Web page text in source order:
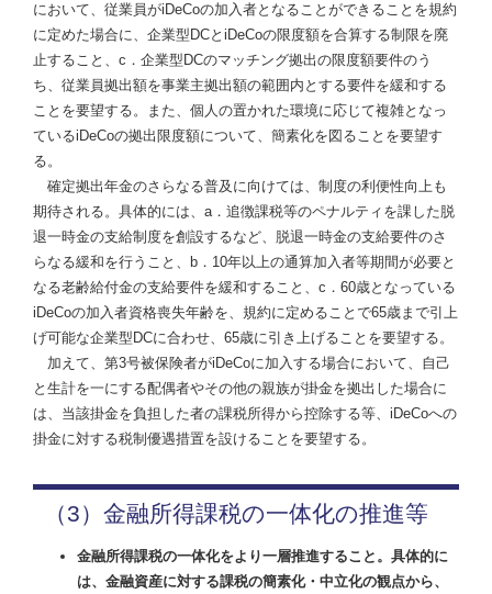
において、従業員がiDeCoの加入者となることができることを規約
に定めた場合に、企業型DCとiDeCoの限度額を合算する制限を廃
止すること、c．企業型DCのマッチング拠出の限度額要件のう
ち、従業員拠出額を事業主拠出額の範囲内とする要件を緩和する
ことを要望する。また、個人の置かれた環境に応じて複雑となっ
ているiDeCoの拠出限度額について、簡素化を図ることを要望す
る。
確定拠出年金のさらなる普及に向けては、制度の利便性向上も
期待される。具体的には、a．追徴課税等のペナルティを課した脱
退一時金の支給制度を創設するなど、脱退一時金の支給要件のさ
らなる緩和を行うこと、b．10年以上の通算加入者等期間が必要と
なる老齢給付金の支給要件を緩和すること、c．60歳となっている
iDeCoの加入者資格喪失年齢を、規約に定めることで65歳まで引上
げ可能な企業型DCに合わせ、65歳に引き上げることを要望する。
加えて、第3号被保険者がiDeCoに加入する場合において、自己
と生計を一にする配偶者やその他の親族が掛金を拠出した場合に
は、当該掛金を負担した者の課税所得から控除する等、iDeCoへの
掛金に対する税制優遇措置を設けることを要望する。
（3）金融所得課税の一体化の推進等
金融所得課税の一体化をより一層推進すること。具体的に
は、金融資産に対する課税の簡素化・中立化の観点から、